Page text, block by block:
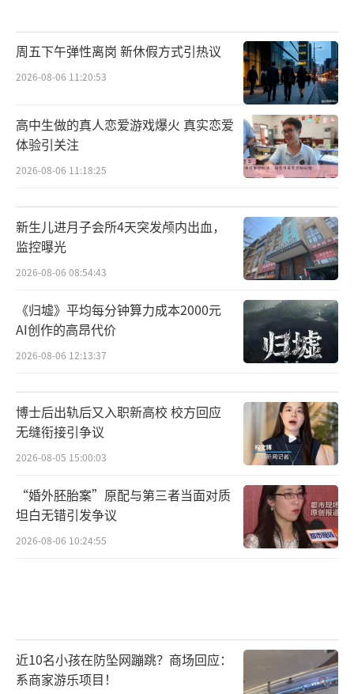
周五下午弹性离岗 新休假方式引热议
2026-08-06 11:20:53
高中生做的真人恋爱游戏爆火 真实恋爱
体验引关注
2026-08-06 11:18:25
新生儿进月子会所4天突发颅内出血，
监控曝光
2026-08-06 08:54:43
《归墟》平均每分钟算力成本2000元
AI创作的高昂代价
2026-08-06 12:13:37
博士后出轨后又入职新高校 校方回应
无缝衔接引争议
2026-08-05 15:00:03
“婚外胚胎案”原配与第三者当面对质
坦白无错引发争议
2026-08-06 10:24:55
近10名小孩在防坠网蹦跳？商场回应：
系商家游乐项目！